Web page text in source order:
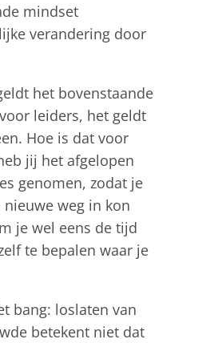
mindset
verandering door
het bovenstaande
leiders, het geldt
Hoe is dat voor
jij het afgelopen
genomen, zodat je
nieuwe weg in kon
je wel eens de tijd
te bepalen waar je
bang: loslaten van
betekent niet dat